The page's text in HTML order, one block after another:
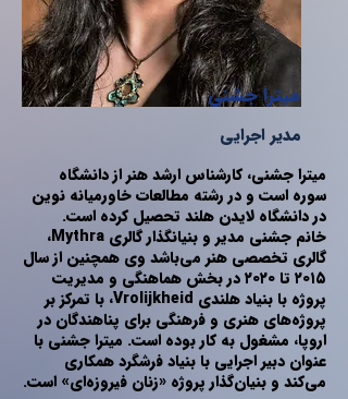
میترا جشنی
مدیر اجرایی
میترا جشنی، کارشناس ارشد هنر از دانشگاه
سوره است و در رشته مطالعات خاورمیانه نوین
در دانشگاه لایدن هلند تحصیل کرده است.
خانم جشنی مدیر و بنیانگذار گالری Mythra،
گالری تخصصی هنر می‌باشد وی‌ همچنین از سال
۲۰۱۵ تا ۲۰۲۰ در بخش هماهنگی و مدیریت
پروژه‌ با بنیاد هلندی Vrolijkheid، با تمرکز بر
پروژه‌های هنری و فرهنگی برای پناهندگان در
اروپا، مشغول به کار بوده است. میترا جشنی با
عنوان دبیر اجرایی با بنیاد فرشگرد همکاری
می‌کند و بنیان‌گذار پروژه «زنان فیروزه‌ای» است.